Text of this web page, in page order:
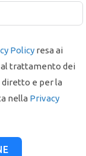
Policy resa ai
al trattamento dei
e per la
nella Privacy